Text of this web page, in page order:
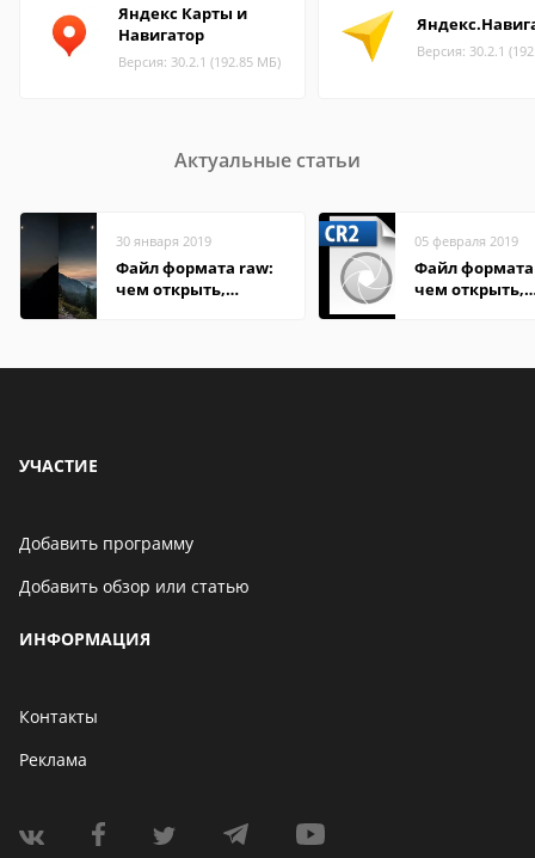
Яндекс Карты и
Навигатор
Версия: 30.2.1 (192.85 МБ)
Версия: 30.2.1
Актуальные статьи
30 января 2019
Файл формата raw:
чем открыть,
05 февраля 2019
Файл формата
чем открыть,
УЧАСТИЕ
Добавить программу
Добавить обзор или статью
ИНФОРМАЦИЯ
Контакты
Реклама